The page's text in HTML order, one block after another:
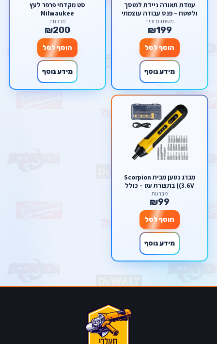
עמדת תאורה ניידת למוסך
ולשטח – פנס עבודה עוצמתי
2000 לומן עם חצובה, מגנט
וסוללת גיבוי
משחזות זווית
₪199
הוסף לסל
מידע נוסף
סט מקדחי פרפר לעץ
Milwaukee
מברגות
₪200
הוסף לסל
מידע נוסף
מברג נטען מבית Scorpion
(3.6V) בתצורת עט – כולל
מארז ביטים ענק וטעינת USB
מברגות
₪99
הוסף לסל
מידע נוסף